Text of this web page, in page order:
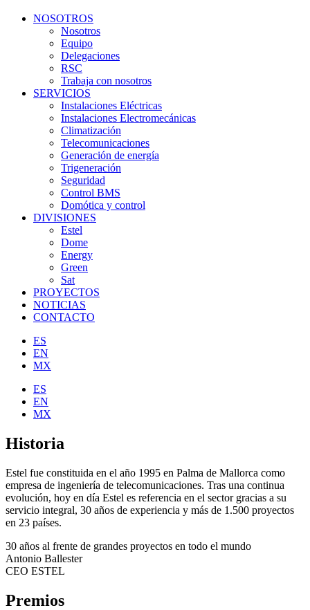
NOSOTROS
Nosotros
Equipo
Delegaciones
RSC
Trabaja con nosotros
SERVICIOS
Instalaciones Eléctricas
Instalaciones Electromecánicas
Climatización
Telecomunicaciones
Generación de energía
Trigeneración
Seguridad
Control BMS
Domótica y control
DIVISIONES
Estel
Dome
Energy
Green
Sat
PROYECTOS
NOTICIAS
CONTACTO
ES
EN
MX
ES
EN
MX
Historia
Estel fue constituida en el año 1995 en Palma de Mallorca como
empresa de ingeniería de telecomunicaciones. Tras una continua
evolución, hoy en día Estel es referencia en el sector gracias a su
servicio integral, 30 años de experiencia y más de 1.500 proyectos
en 23 países.
30 años al frente de grandes proyectos en todo el mundo
Antonio Ballester
CEO ESTEL
Premios